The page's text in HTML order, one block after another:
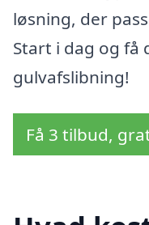
løsning, der
Start i dag og få
gulvafslibning!
Få 3 tilbud,